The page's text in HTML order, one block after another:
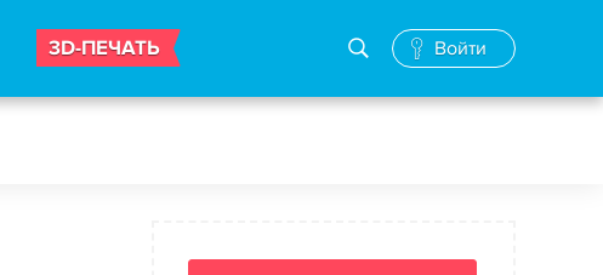
3D-ПЕЧАТЬ Войти